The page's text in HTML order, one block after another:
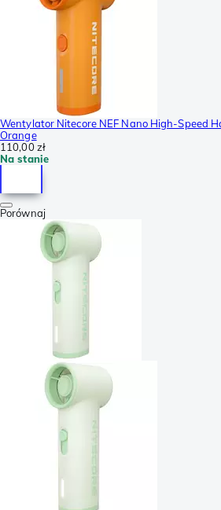
Wentylator Nitecore NEF Nano High-Speed
Orange
110,00 zł
Na stanie
Porównaj